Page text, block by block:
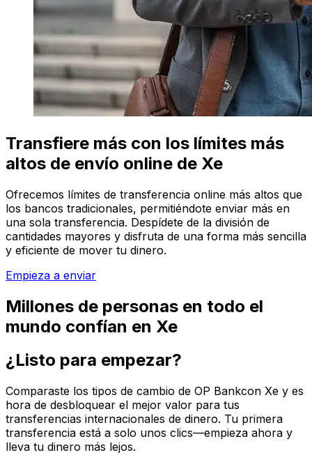
Transfiere más con los límites más
altos de envío online de Xe
Ofrecemos límites de transferencia online más altos que
los bancos tradicionales, permitiéndote enviar más en
una sola transferencia. Despídete de la división de
cantidades mayores y disfruta de una forma más sencilla
y eficiente de mover tu dinero.
Empieza a enviar
Millones de personas en todo el
mundo confían en Xe
¿Listo para empezar?
Comparaste los tipos de cambio de OP Bankcon Xe y es
hora de desbloquear el mejor valor para tus
transferencias internacionales de dinero. Tu primera
transferencia está a solo unos clics—empieza ahora y
lleva tu dinero más lejos.